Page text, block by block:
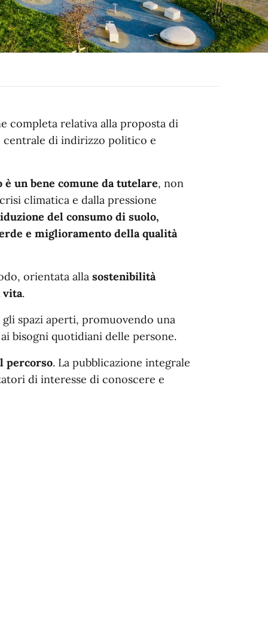
completa relativa alla proposta di
centrale di indirizzo politico e
un bene comune da tutelare, non
climatica e dalla pressione
del consumo di suolo,
e miglioramento della qualità
orientata alla sostenibilità
vita.
spazi aperti, promuovendo una
bisogni quotidiani delle persone.
percorso. La pubblicazione integrale
di interesse di conoscere e